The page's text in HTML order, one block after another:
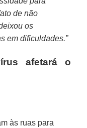
de não
os
em dificuldades.”
afetará o
às ruas para